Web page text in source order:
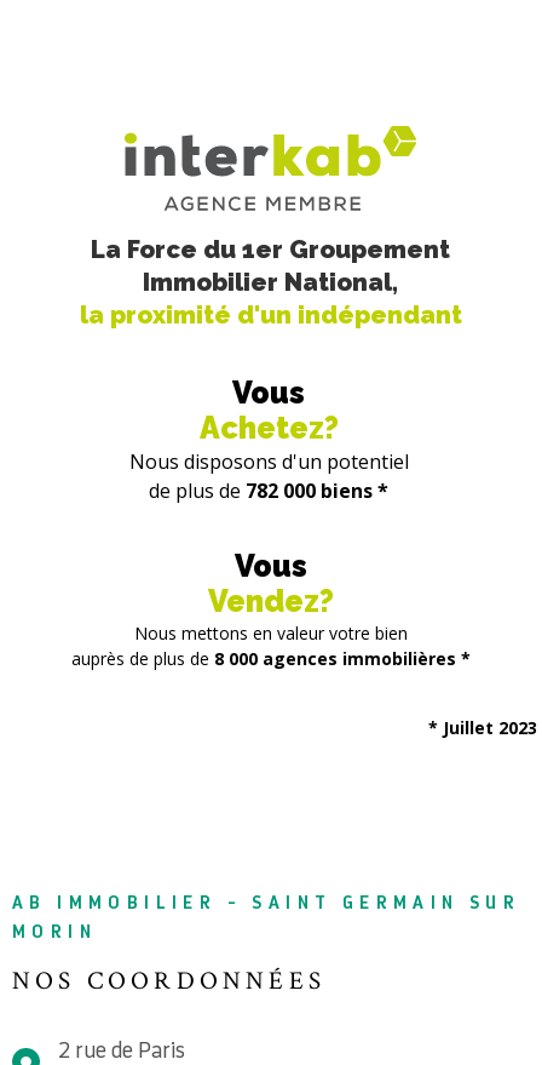
La Force du 1er Groupement
Immobilier National,
la proximité d'un indépendant
Vous
Achetez?
Nous disposons d'un potentiel
de plus de 782 000 biens *
Vous
Vendez?
Nous mettons en valeur votre bien
auprès de plus de 8 000 agences immobilières *
* Juillet 2023
AB IMMOBILIER - SAINT GERMAIN SUR
MORIN
NOS COORDONNÉES
2 rue de Paris